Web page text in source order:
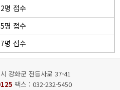
명 접수
명 접수
명 접수
강화군 전등사로 37-41
팩스 : 032-232-5450